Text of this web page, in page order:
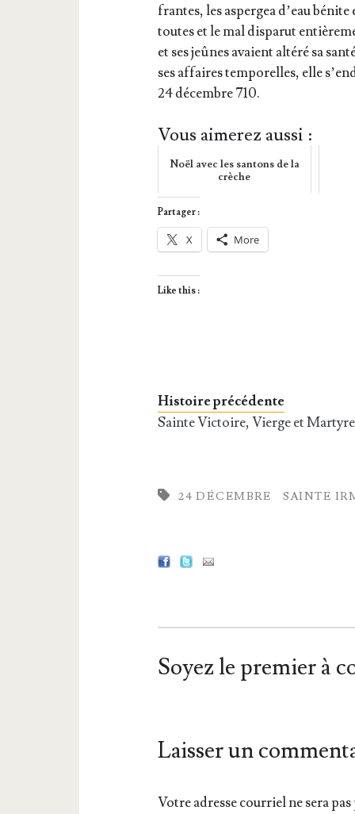
frantes, les asper­gea d’eau
toutes et le mal dis­pa­rut
et ses jeûnes avaient alté­ré sa
ses affaires tem­po­relles, elle
24 décembre 710.
Vous aimerez aussi :
Noël avec les santons de la
crèche
Partager :
X More
Like this :
Histoire précédente
Sainte Victoire, Vierge et Martyre
24 DÉCEMBRE
SAINTE
Soyez le premier à
Laisser un
Votre adresse courriel ne sera pas